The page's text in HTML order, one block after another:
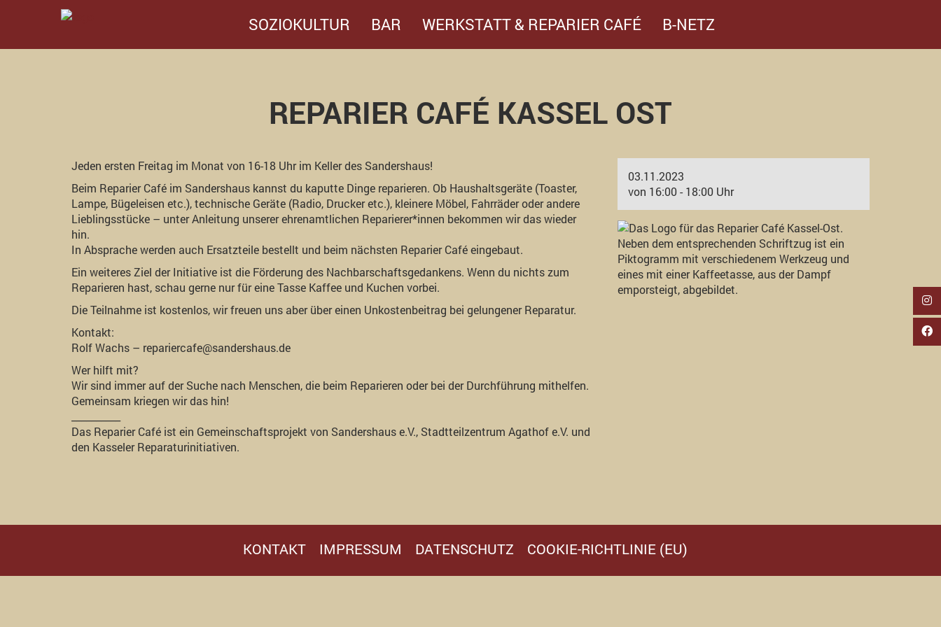
SOZIOKULTUR BAR WERKSTATT & REPARIER CAFÉ B-NETZ
REPARIER CAFÉ KASSEL OST
Jeden ersten Freitag im Monat von 16-18 Uhr im Keller des Sandershaus!
Beim Reparier Café im Sandershaus kannst du kaputte Dinge reparieren. Ob Haushaltsgeräte (Toaster,
Lampe, Bügeleisen etc.), technische Geräte (Radio, Drucker etc.), kleinere Möbel, Fahrräder oder andere
Lieblingsstücke – unter Anleitung unserer ehrenamtlichen Reparierer*innen bekommen wir das wieder
hin.
In Absprache werden auch Ersatzteile bestellt und beim nächsten Reparier Café eingebaut.
Ein weiteres Ziel der Initiative ist die Förderung des Nachbarschaftsgedankens. Wenn du nichts zum
Reparieren hast, schau gerne nur für eine Tasse Kaffee und Kuchen vorbei.
Die Teilnahme ist kostenlos, wir freuen uns aber über einen Unkostenbeitrag bei gelungener Reparatur.
Kontakt:
Rolf Wachs – repariercafe@sandershaus.de
Wer hilft mit?
Wir sind immer auf der Suche nach Menschen, die beim Reparieren oder bei der Durchführung mithelfen.
Gemeinsam kriegen wir das hin!
Das Reparier Café ist ein Gemeinschaftsprojekt von Sandershaus e.V., Stadtteilzentrum Agathof e.V. und
den Kasseler Reparaturinitiativen.
03.11.2023
von 16:00 - 18:00 Uhr
KONTAKT IMPRESSUM DATENSCHUTZ COOKIE-RICHTLINIE (EU)